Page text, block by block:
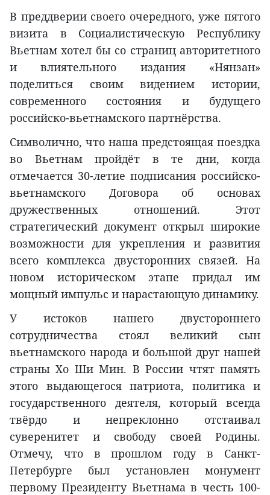
В преддверии своего очередного, уже пятого
визита в Социалистическую Республику
Вьетнам хотел бы со страниц авторитетного
и влиятельного издания «Нянзан»
поделиться своим видением истории,
современного состояния и будущего
российско-вьетнамского партнёрства.
Символично, что наша предстоящая поездка
во Вьетнам пройдёт в те дни, когда
отмечается 30-летие подписания российско-
вьетнамского Договора об основах
дружественных отношений. Этот
стратегический документ открыл широкие
возможности для укрепления и развития
всего комплекса двусторонних связей. На
новом историческом этапе придал им
мощный импульс и нарастающую динамику.
У истоков нашего двустороннего
сотрудничества стоял великий сын
вьетнамского народа и большой друг нашей
страны Хо Ши Мин. В России чтят память
этого выдающегося патриота, политика и
государственного деятеля, который всегда
твёрдо и непреклонно отстаивал
суверенитет и свободу своей Родины.
Отмечу, что в прошлом году в Санкт-
Петербурге был установлен монумент
первому Президенту Вьетнама в честь 100-